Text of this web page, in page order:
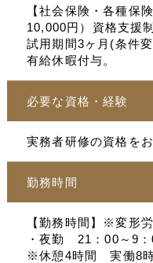
【社会保険・各種保
10,000円）資格支援
試用期間3ヶ月(条件
有給休暇付与。
必要な資格・経験
実務者研修の資格を
勤務時間
【勤務時間】※変形
・夜勤 21：00～9
※休憩4時間 実働8